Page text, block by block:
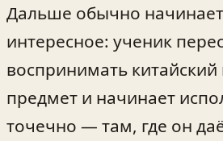
Дальше обычно
интересное: ученик
воспринимать
предмет и начинает
точечно — там, где он